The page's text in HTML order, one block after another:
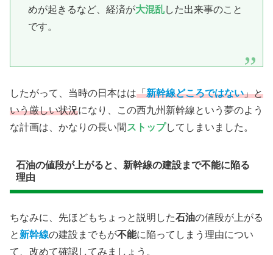
めが起きるなど、経済が大混乱した出来事のこと
です。
したがって、当時の日本はは「新幹線どころではない」と
いう厳しい状況になり、この西九州新幹線という夢のよう
な計画は、かなりの長い間 ストップしてしまいました。
​石油の値段が上がると、新幹線の建設まで不能に陥る
理由
ちなみに、先ほどもちょっと説明した石油の値段が上がる
と 新幹線の建設までもが不能に陥ってしまう理由につい
て、改めて確認してみましょう。